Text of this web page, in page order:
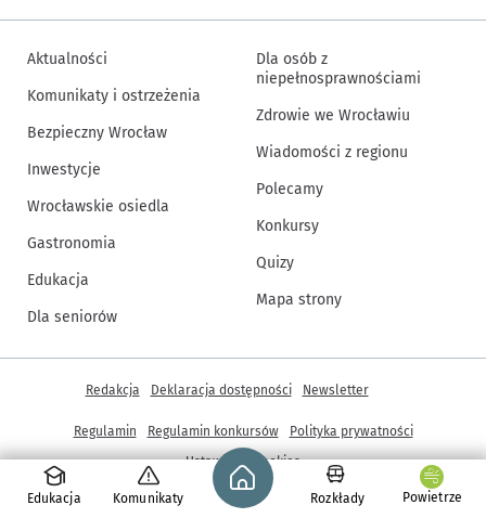
Edukacja Komunikaty
Strona główna - wroclaw.pl
Rozkłady Powietrze
Aktualności
Komunikaty i ostrzeżenia
Bezpieczny Wrocław
Inwestycje
Wrocławskie osiedla
Gastronomia
Edukacja
Dla seniorów
Dla osób z
niepełnosprawnościami
Zdrowie we Wrocławiu
Wiadomości z regionu
Polecamy
Konkursy
Quizy
Mapa strony
© Copyright 2005-2026, ARAW S.A., Gmina Wrocław
Inne informacje
Redakcja Deklaracja dostępności Newsletter
Regulamin Regulamin konkursów
Polityka prywatności
Ustawienia cookies